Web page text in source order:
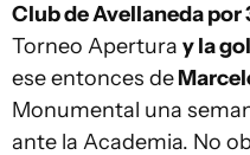
Club de Avellaneda por
Torneo Apertura y la
ese entonces de
Monumental una
ante la Academia. No